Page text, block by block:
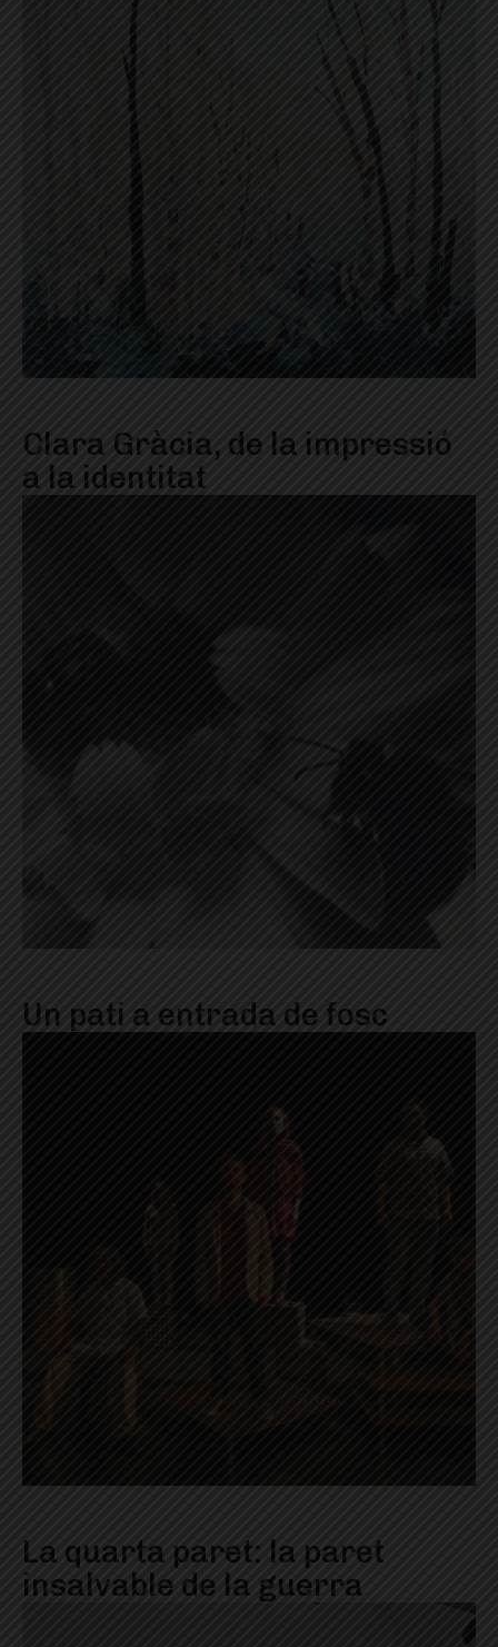
Clara Gràcia, de la impressió
a la identitat
Un pati a entrada de fosc
La quarta paret: la paret
insalvable de la guerra